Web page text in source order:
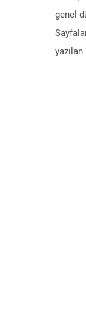
genel